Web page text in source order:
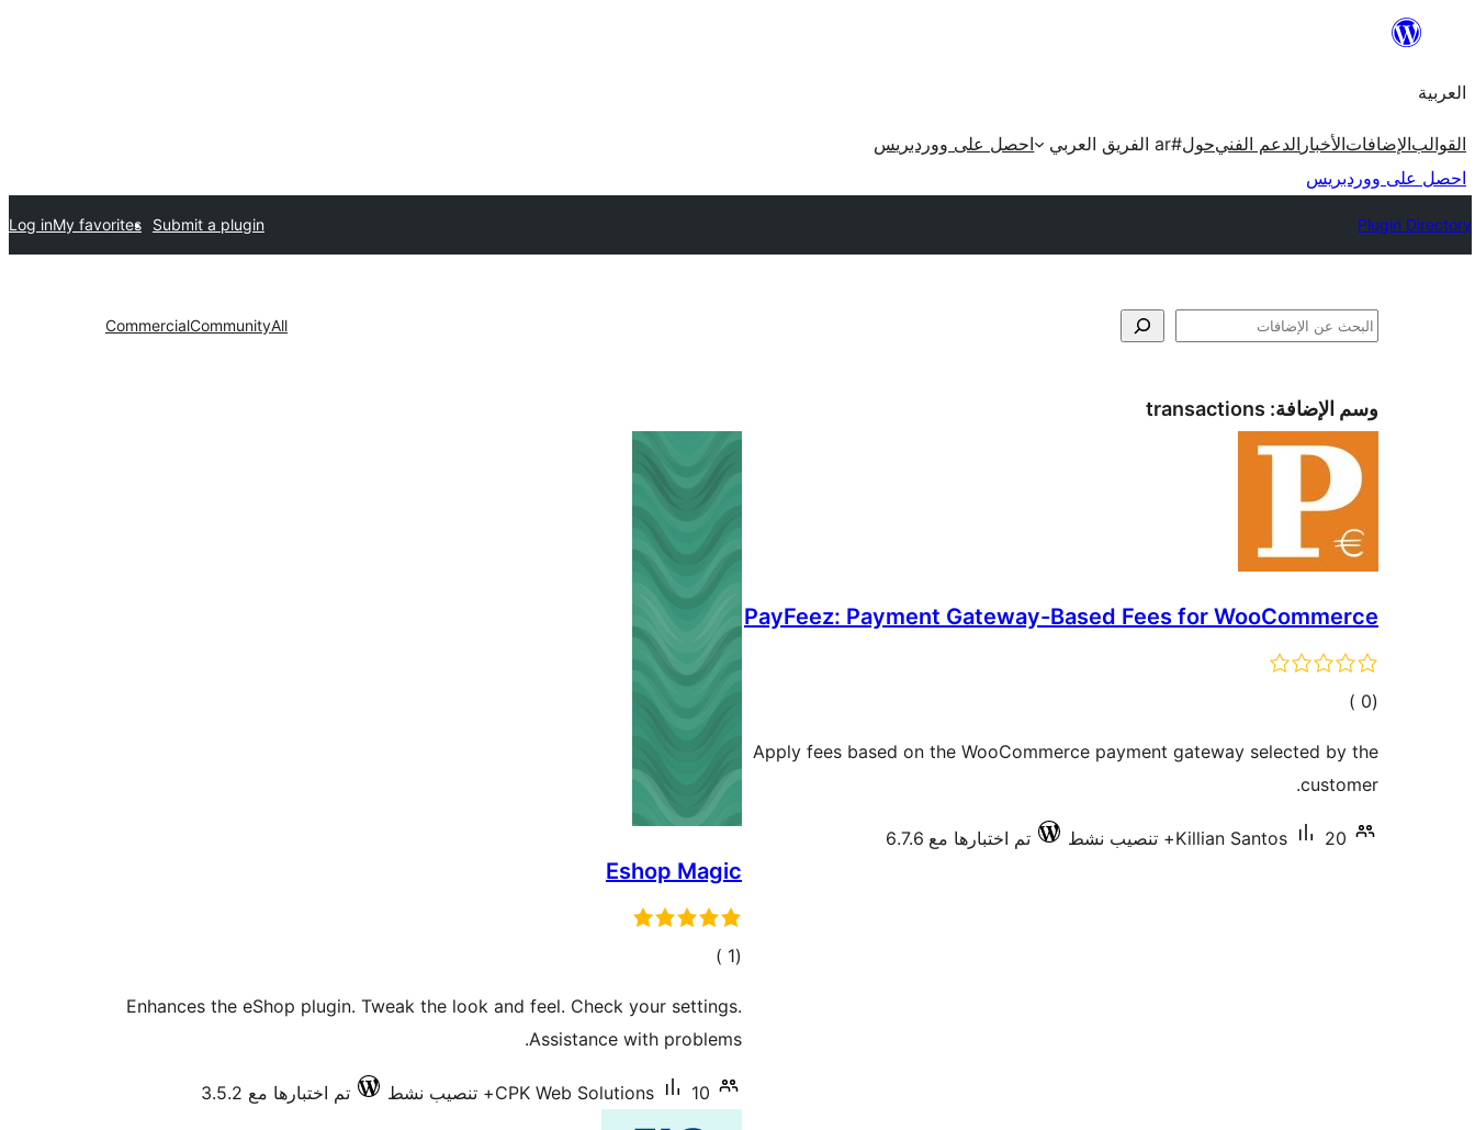
المحتوى
العربية
القوالبالإضافاتالأخبار الدعم الفنيحول#ar الفريق العربي
احصل على ووردبريس
احصل على ووردبريس
Plugin Directory
Submit a plugin
My favorites
Log in
البحث All
Community
Commercial
وسم الإضافة: transactions
PayFeez: Payment Gateway-Based Fees for WooCommerce
(0
إجمالي)
Apply fees based on the WooCommerce payment gateway selected by the
customer.
Killian Santos 20+ تنصيب نشط تم اختبارها مع 6.7.6
Eshop Magic
(1
إجمالي)
Enhances the eShop plugin. Tweak the look and feel. Check your settings.
Assistance with problems.
CPK Web Solutions 10+ تنصيب نشط تم اختبارها مع 3.5.2